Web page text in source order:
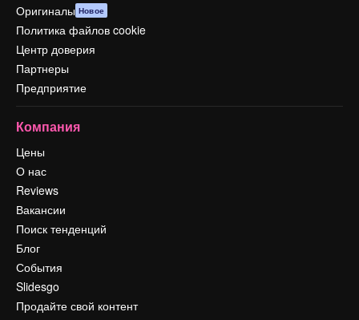
Оригиналы Новое
Политика файлов cookie
Центр доверия
Партнеры
Предприятие
Компания
Цены
О нас
Reviews
Вакансии
Поиск тенденций
Блог
События
Slidesgo
Продайте свой контент